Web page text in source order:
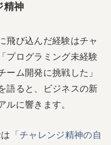
精神
飛び込んだ経験はチャ
プログラミング未経験
ーム開発に挑戦した」
語ると、ビジネスの新
ルに響きます。
「チャレンジ精神の自